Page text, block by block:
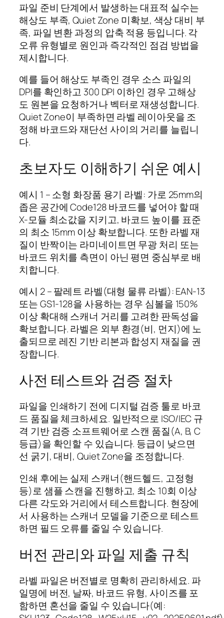
파일 준비 단계에서 발생하는 대표적 실수는
해상도 부족, Quiet Zone 미확보, 색상 대비 부
족, 파일 변환 과정의 압축 적용 등입니다. 각
오류 유형별로 원인과 즉각적인 점검 방법을
제시합니다.
예를 들어 해상도 부족인 경우 소스 파일의
DPI를 확인하고 300 DPI 이하인 경우 고해상
도 원본을 요청하거나 벡터로 재생성합니다.
Quiet Zone이 부족하면 라벨 레이아웃을 조
정해 바코드와 재단선 사이의 거리를 늘립니
다.
초보자도 이해하기 쉬운 예시
예시 1 – 소형 화장품 용기 라벨: 가로 25mm의
좁은 공간에 Code128 바코드를 넣어야 할 때
X-모듈 최소값을 지키고, 바코드 높이를 표준
의 최소 15mm 이상 확보합니다. 또한 라벨 재
질이 반짝이는 라미네이트면 무광 처리 또는
바코드 위치를 측면이 아닌 평면 중심부로 배
치합니다.
예시 2 – 팔레트 라벨(대형 물류 라벨): EAN-13
또는 GS1-128을 사용하는 경우 심볼을 150%
이상 확대해 스캐너 거리를 고려한 판독성을
확보합니다. 라벨은 외부 환경(비, 먼지)에 노
출되므로 레진 기반 리본과 합성지 재질을 권
장합니다.
사전 테스트와 검증 절차
파일을 인쇄하기 전에 디지털 검증 툴로 바코
드 품질을 체크하세요. 일반적으로 ISO/IEC 규
격 기반 검증 소프트웨어로 스캔 품질(A, B, C
등급)을 확인할 수 있습니다. 등급이 낮으면
선 굵기, 대비, Quiet Zone을 조정합니다.
인쇄 후에는 실제 스캐너(핸드헬드, 고정형
등)로 샘플 스캔을 진행하고, 최소 10회 이상
다른 각도와 거리에서 테스트합니다. 현장에
서 사용하는 스캐너 모델을 기준으로 테스트
하면 필드 오류를 줄일 수 있습니다.
버전 관리와 파일 제출 규칙
라벨 파일은 버전별로 명확히 관리하세요. 파
일명에 버전, 날짜, 바코드 유형, 사이즈를 포
함하면 혼선을 줄일 수 있습니다(예: